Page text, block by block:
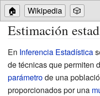
🏠 Wikipedia 🎲
Estimación
En Inferencia Estadística
de técnicas que permiten
parámetrode una
proporcionados por una